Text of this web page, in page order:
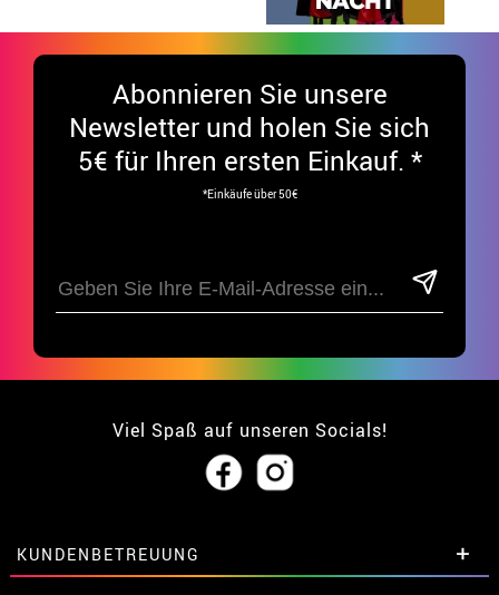
Abonnieren Sie unsere
Newsletter und holen Sie sich
5€ für Ihren ersten Einkauf. *
*Einkäufe über 50€
Viel Spaß auf unseren Socials!
KUNDENBETREUUNG